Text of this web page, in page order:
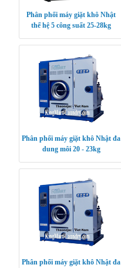
Phân phối máy giặt khô Nhật
thế hệ 5 công suất 25-28kg
Phân phối máy giặt khô Nhật đa
dung môi 20 - 23kg
Phân phối máy giặt khô Nhật đa